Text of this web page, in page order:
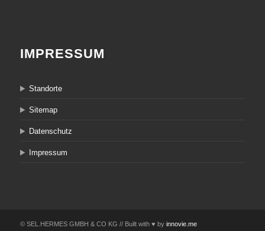
IMPRESSUM
Standorte
Sitemap
Datenschutz
Impressum
© SEL.HERMES GMBH & CO KG // Built with ♥ by innovie.me